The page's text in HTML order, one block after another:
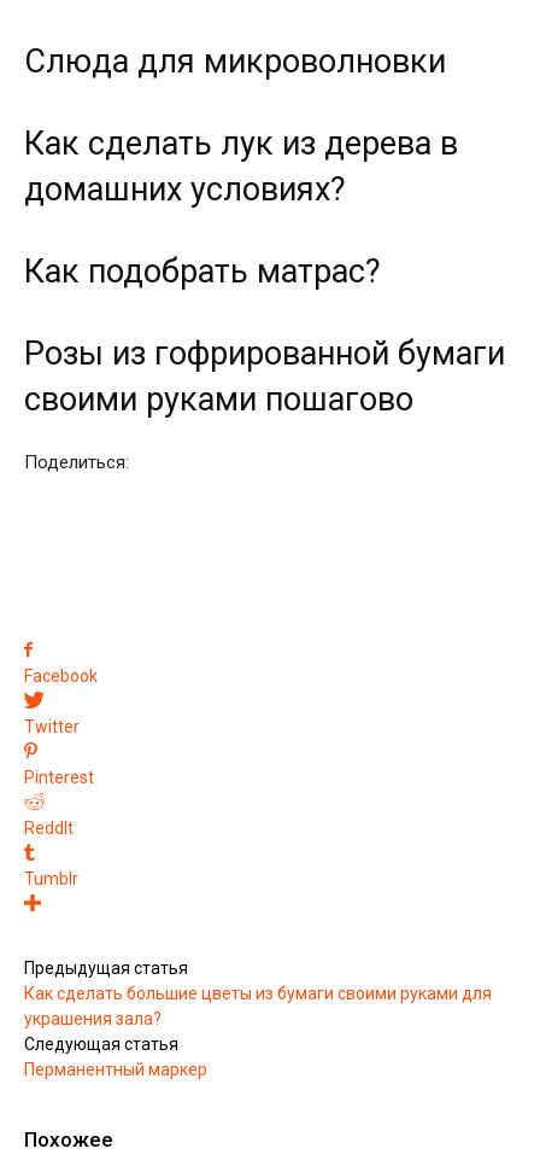
Слюда для микроволновки
Как сделать лук из дерева в
домашних условиях?
Как подобрать матрас?
Розы из гофрированной бумаги
своими руками пошагово
Поделиться:
Facebook
Twitter
Pinterest
ReddIt
Tumblr
Предыдущая статья
Как сделать большие цветы из бумаги своими руками для
украшения зала?
Следующая статья
Перманентный маркер
Похожее